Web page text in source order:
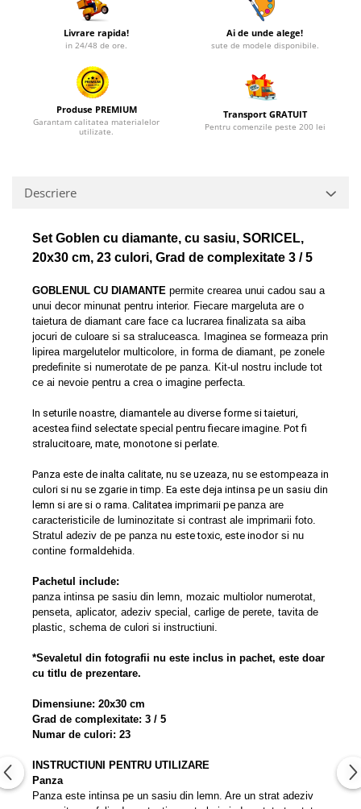
Livrare rapida!
in 24/48 de ore.
Ai de unde alege!
sute de modele disponibile.
Produse PREMIUM
Garantam calitatea materialelor
utilizate.
Transport GRATUIT
Pentru comenzile peste 200 lei
Descriere
Set Goblen cu diamante, cu sasiu, SORICEL,
20x30 cm, 23 culori, Grad de complexitate 3 / 5
GOBLENUL CU DIAMANTE permite crearea unui cadou sau a
unui decor minunat pentru interior. Fiecare margeluta are o
taietura de diamant care face ca lucrarea finalizata sa aiba
jocuri de culoare si sa straluceasca. Imaginea se formeaza prin
lipirea margelutelor multicolore, in forma de diamant, pe zonele
predeﬁnite si numerotate de pe panza. Kit-ul nostru include tot
ce ai nevoie pentru a crea o imagine perfecta.
In seturile noastre, diamantele au diverse forme si taieturi,
acestea fiind selectate special pentru fiecare imagine. Pot fi
stralucitoare, mate, monotone si perlate.
Panza este de inalta calitate, nu se uzeaza, nu se estompeaza in
culori si nu se zgarie in timp. Ea este deja intinsa pe un sasiu din
lemn si are si o rama. Calitatea imprimarii pe panza are
caracteristicile de luminozitate si contrast ale imprimarii foto.
Stratul adeziv de pe panza nu este toxic, este inodorsi nu
contine formaldehida.
Pachetul include:
panza intinsa pe sasiu din lemn, mozaic multiolor numerotat,
penseta, aplicator, adeziv special, carlige de perete, tavita de
plastic, schema de culori si instructiuni.
*Sevaletul din fotografii nu este inclus in pachet, este doar
cu titlu de prezentare.
Dimensiune: 20x30 cm
Grad de complexitate: 3 / 5
Numar de culori: 23
INSTRUCTIUNI PENTRU UTILIZARE
Panza
Panza este intinsa pe un sasiu din lemn. Are un strat adeziv